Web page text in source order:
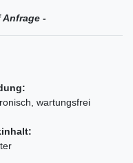
Anfrage -
wartungsfrei